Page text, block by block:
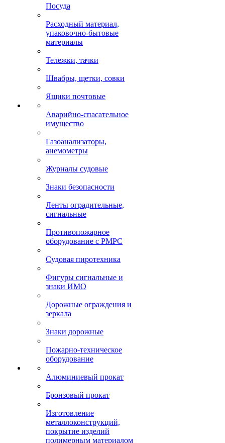
Посуда
Расходный материал,
упаковочно-бытовые
материалы
Тележки, тачки
Швабры, щетки, совки
Ящики почтовые
Аварийно-спасательное
имущество
Газоанализаторы,
анемометры
Журналы судовые
Знаки безопасности
Ленты оградительные,
сигнальные
Противопожарное
оборудование с РМРС
Судовая пиротехника
Фигуры сигнальные и
знаки ИМО
Дорожные ограждения и
зеркала
Знаки дорожные
Пожарно-техническое
оборудование
Алюминиевый прокат
Бронзовый прокат
Изготовление
металлоконструкций,
покрытие изделий
полимерным материалом